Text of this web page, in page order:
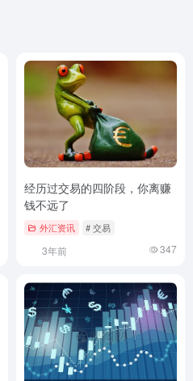
经历过交易的四阶段，你离赚
钱不远了
外汇资讯 # 交易
3年前 347